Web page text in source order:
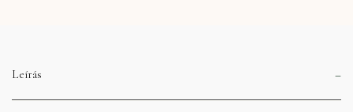
Leírás